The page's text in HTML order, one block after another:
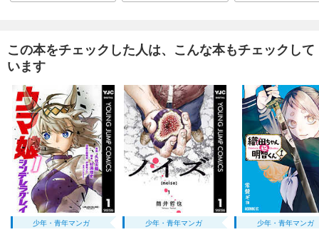
カート
試し読み
あらすじを表示する
この本をチェックした人は、こんな本もチェックして
います
少年・青年マンガ 少年・青年マンガ 少年・青年マンガ